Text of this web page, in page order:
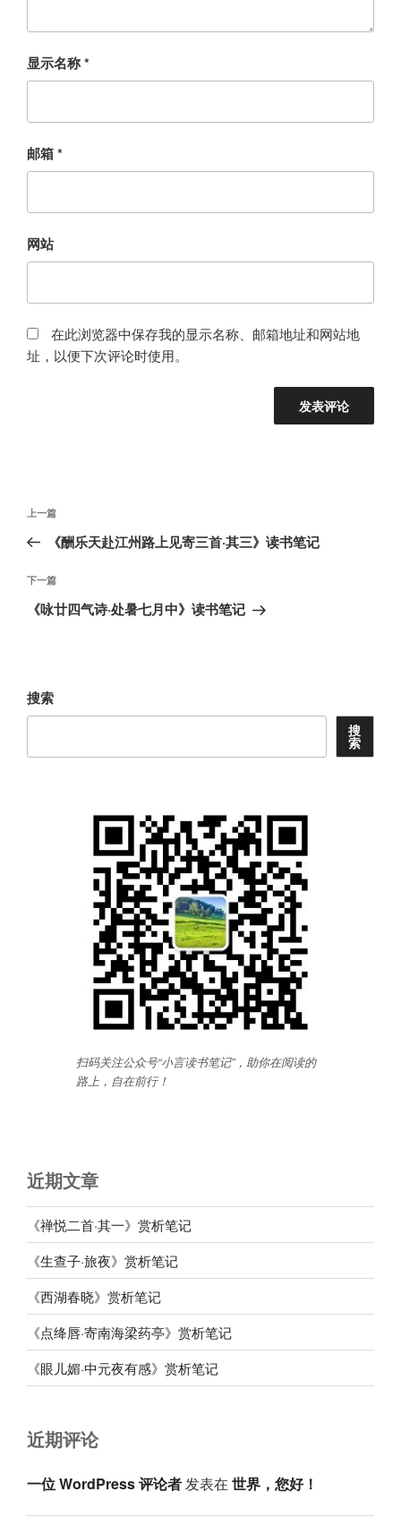
显示名称*
邮箱*
网站
在此浏览器中保存我的显示名称、邮箱地址和网站地
址，以便下次评论时使用。
文
导
航
上
一
文
章
上一篇
《酬乐天赴江州路上见寄三首·其三》读书笔记
下
一
下一篇
《咏廿四气诗·处暑七月中》读书笔记
搜索
搜
索
扫码关注公众号“小言读书笔记”，助你在阅读的
路上，自在前行！
近期文章
《禅悦二首·其一》赏析笔记
《生查子·旅夜》赏析笔记
《西湖春晓》赏析笔记
《点绛唇·寄南海梁药亭》赏析笔记
《眼儿媚·中元夜有感》赏析笔记
近期评论
一位 WordPress 评论者发表在 世界，您好！